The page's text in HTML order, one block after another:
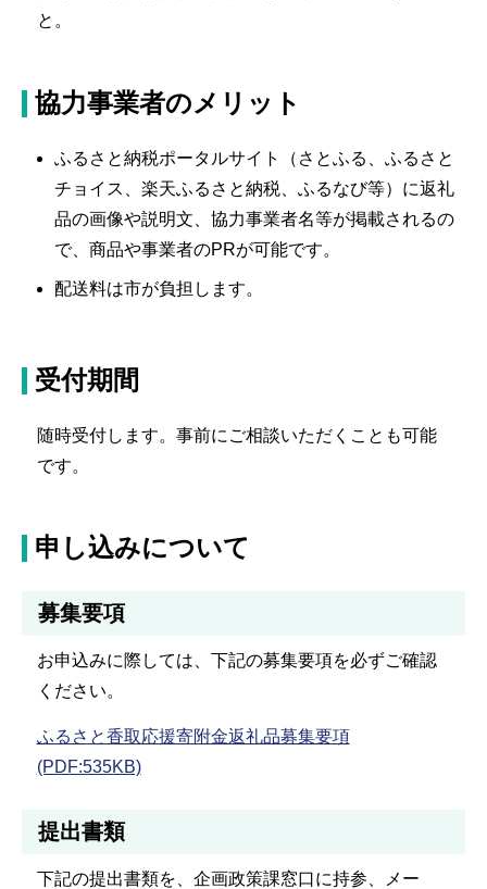
と。
協力事業者のメリット
ふるさと納税ポータルサイト（さとふる、ふるさと
チョイス、楽天ふるさと納税、ふるなび等）に返礼
品の画像や説明文、協力事業者名等が掲載されるの
で、商品や事業者のPRが可能です。
配送料は市が負担します。
受付期間
随時受付します。事前にご相談いただくことも可能
です。
申し込みについて
募集要項
お申込みに際しては、下記の募集要項を必ずご確認
ください。
ふるさと香取応援寄附金返礼品募集要項
(PDF:535KB)
提出書類
下記の提出書類を、企画政策課窓口に持参、メー